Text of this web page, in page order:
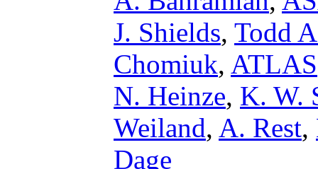
J. Shields, Todd
Chomiuk, ATLAS
N. Heinze, K. W.
Weiland, A. Rest,
Dage